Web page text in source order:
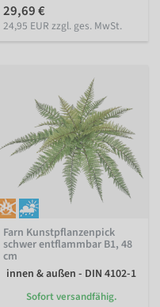
29,69 €
24,95 EUR zzgl. ges. MwSt.
Farn Kunstpflanzenpick
schwer entflammbar B1, 48
cm
innen & außen - DIN 4102-1
Sofort versandfähig.